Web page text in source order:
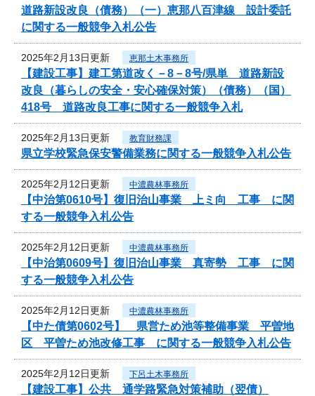
道路新設改良（債務）（一）恵那八百津線 設計委託
に関する一般競争入札公告
2025年2月13日更新 恵那土木事務所
【建設工事】建工第道改く－8－8号/県単 道路新設
改良（暮らしの安全・安心確保対策）（債務）（国）
418号 道路改良工事に関する一般競争入札
2025年2月13日更新 教育財務課
県立学校緊急保安警備業務に関する一般競争入札公告
2025年2月12日更新 中濃農林事務所
【中治第0610号】復旧治山事業 上ミ向 工事 に関
する一般競争入札公告
2025年2月12日更新 中濃農林事務所
【中治第0609号】復旧治山事業 真寄勢 工事 に関
する一般競争入札公告
2025年2月12日更新 中濃農林事務所
【中た債第0602号】 県営ため池等整備事業 平曽地
区 平曽ため池改修工事 に関する一般競争入札公告
2025年2月12日更新 下呂土木事務所
【建設工事】公共 通学路緊急対策補助（翌債）